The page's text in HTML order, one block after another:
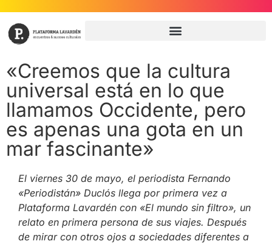
«Creemos que la cultura
universal está en lo que
llamamos Occidente, pero
es apenas una gota en un
mar fascinante»
El viernes 30 de mayo, el periodista Fernando
«Periodistán» Duclós llega por primera vez a
Plataforma Lavardén con «El mundo sin filtro», un
relato en primera persona de sus viajes. Después
de mirar con otros ojos a sociedades diferentes a